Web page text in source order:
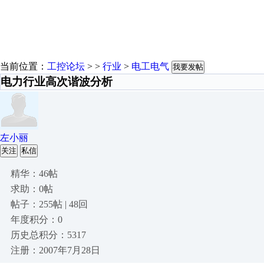
当前位置： 工控论坛 > > 行业 > 电工电气 我要发帖
电力行业高次谐波分析
左小丽
关注 私信
精华：46帖
求助：0帖
帖子：255帖 | 48回
年度积分：0
历史总积分：5317
注册：2007年7月28日